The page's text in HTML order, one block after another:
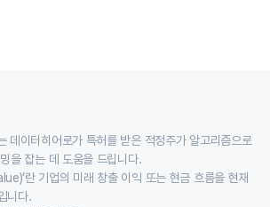
데이터히어로가 특허를 받은 적정주가 알고리즘으로
을 잡는 데 도움을 드립니다.
란 기업의 미래 창출 이익 또는 현금 흐름을 현재
니다.